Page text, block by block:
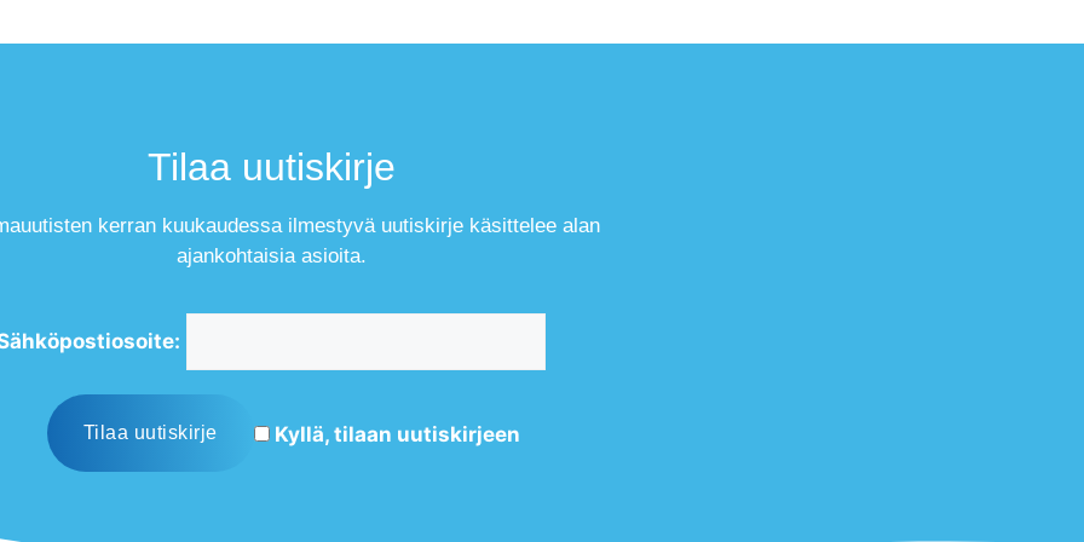
Tilaa uutiskirje
kerran kuukaudessa ilmestyvä uutiskirje käsittelee alan
ajankohtaisia asioita.
Kyllä, tilaan uutiskirjeen